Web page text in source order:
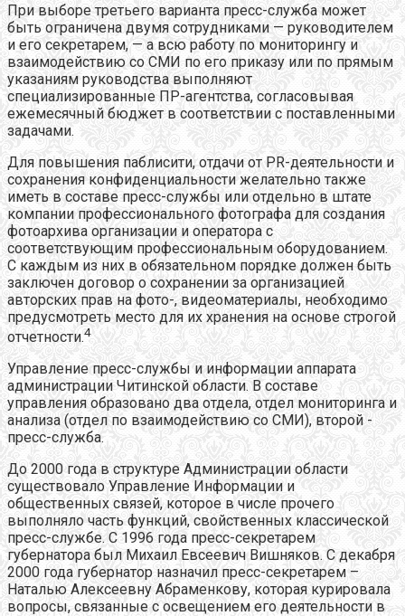
При выборе третьего варианта пресс-служба может
быть ограничена двумя сотрудниками — руководителем
и его секретарем, — а всю работу по мониторингу и
взаимодействию со СМИ по его приказу или по прямым
указаниям руководства выполняют
специализированные ПР-агентства, согласовывая
ежемесячный бюджет в соответствии с поставленными
задачами.
Для повышения паблисити, отдачи от PR-деятельности и
сохранения конфиденциальности желательно также
иметь в составе пресс-службы или отдельно в штате
компании профессионального фотографа для создания
фотоархива организации и оператора с
соответствующим профессиональным оборудованием.
С каждым из них в обязательном порядке должен быть
заключен договор о сохранении за организацией
авторских прав на фото-, видеоматериалы, необходимо
предусмотреть место для их хранения на основе строгой
отчетности.4
Управление пресс-службы и информации аппарата
администрации Читинской области. В составе
управления образовано два отдела, отдел мониторинга и
анализа (отдел по взаимодействию со СМИ), второй -
пресс-служба.
До 2000 года в структуре Администрации области
существовало Управление Информации и
общественных связей, которое в числе прочего
выполняло часть функций, свойственных классической
пресс-службе. С 1996 года пресс-секретарем
губернатора был Михаил Евсеевич Вишняков. С декабря
2000 года губернатор назначил пресс-секретарем –
Наталью Алексеевну Абраменкову, которая курировала
вопросы, связанные с освещением его деятельности в